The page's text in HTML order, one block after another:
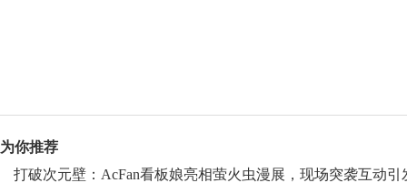
为你推荐
打破次元壁：AcFan看板娘亮相萤火虫漫展，现场突袭互动引